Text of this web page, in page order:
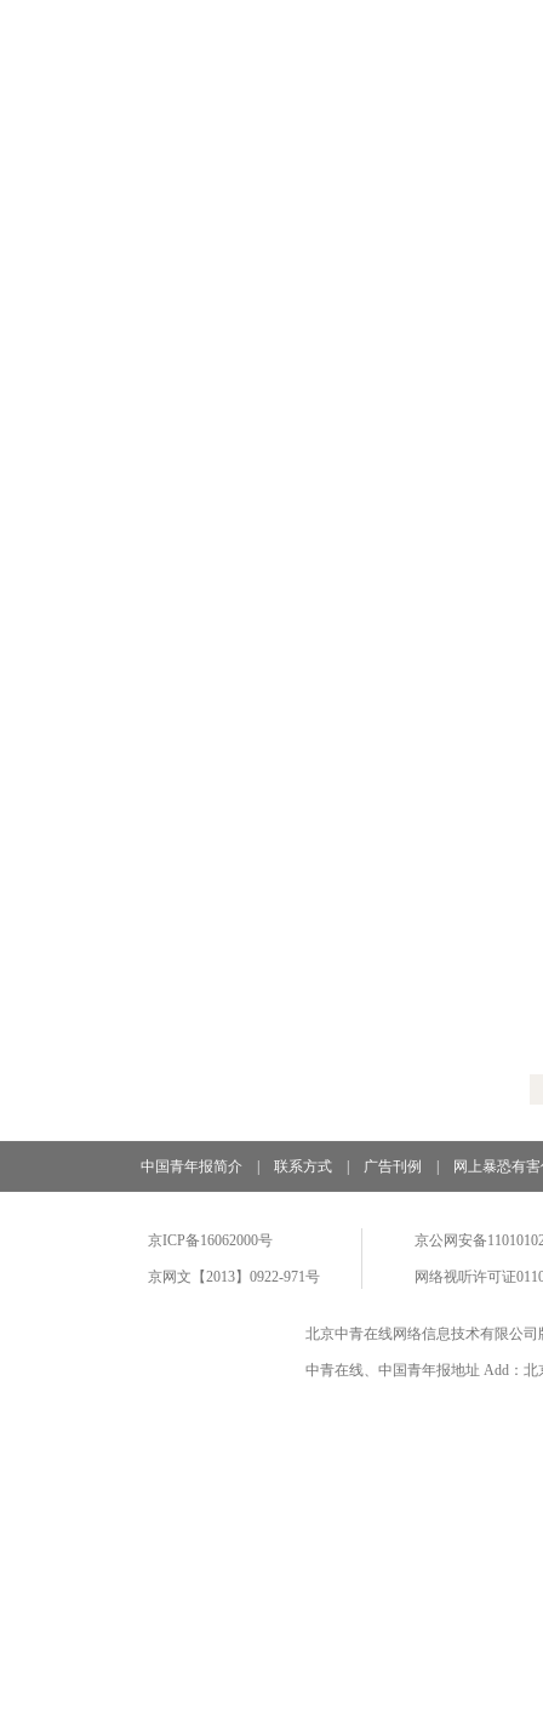
中国青年报简介 联系方式 广告刊例 网上暴恐有
京ICP备16062000号
京网文【2013】0922-971号
京公网安备
网络视听许可证
北京中青在线网络信息技术有限公
中青在线、中国青年报地址 Add：北